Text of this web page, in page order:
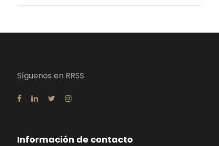
Síguenos en RRSS
Información de contacto